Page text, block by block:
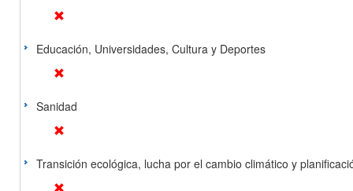
Educación, Universidades, Cultura y Deportes
Sanidad
Transición ecológica, lucha por el cambio climático y